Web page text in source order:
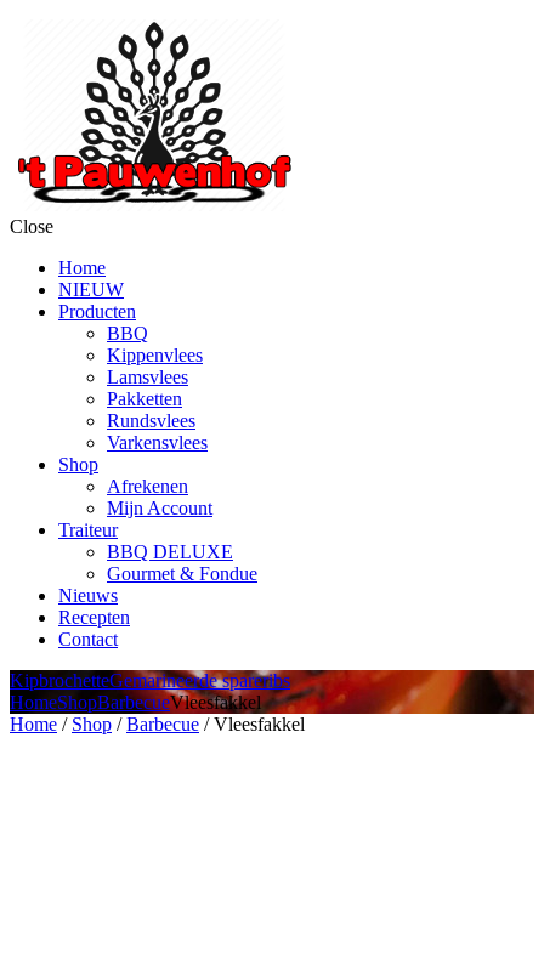
Close
Home
NIEUW
Producten
BBQ
Kippenvlees
Lamsvlees
Pakketten
Rundsvlees
Varkensvlees
Shop
Afrekenen
Mijn Account
Traiteur
BBQ DELUXE
Gourmet & Fondue
Nieuws
Recepten
Contact
KipbrochetteGemarineerde spareribs
HomeShopBarbecueVleesfakkel
Home / Shop /Barbecue / Vleesfakkel